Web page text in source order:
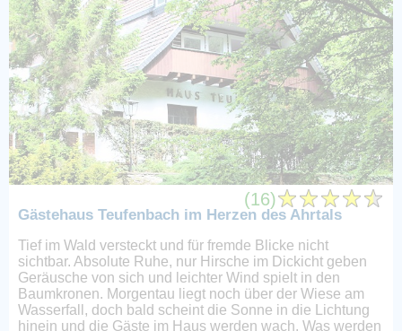
(16)
Gästehaus Teufenbach im Herzen des Ahrtals
Tief im Wald versteckt und für fremde Blicke nicht
sichtbar. Absolute Ruhe, nur Hirsche im Dickicht geben
Geräusche von sich und leichter Wind spielt in den
Baumkronen. Morgentau liegt noch über der Wiese am
Wasserfall, doch bald scheint die Sonne in die Lichtung
hinein und die Gäste im Haus werden wach. Was werden